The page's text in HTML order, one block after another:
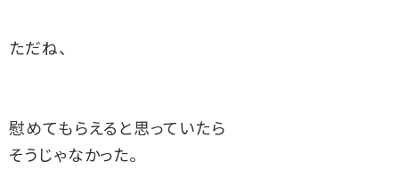
ただね、
慰めてもらえると思っていたら
そうじゃなかった。